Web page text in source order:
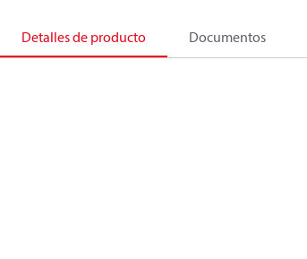
Detalles de producto Documentos